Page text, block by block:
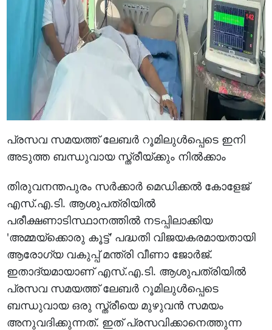
പ്രസവ സമയത്ത് ലേബര്‍ റൂമിലുള്‍പ്പെടെ ഇനി
അടുത്ത ബന്ധുവായ സ്ത്രീയ്ക്കും നില്‍ക്കാം
തിരുവനന്തപുരം സര്‍ക്കാര്‍ മെഡിക്കല്‍ കോളേജ്
എസ്.എ.ടി. ആശുപത്രിയില്‍
പരീക്ഷണാടിസ്ഥാനത്തില്‍ നടപ്പിലാക്കിയ
'അമ്മയ്‌ക്കൊരു കൂട്ട്' പദ്ധതി വിജയകരമായതായി
ആരോഗ്യ വകുപ്പ് മന്ത്രി വീണാ ജോര്‍ജ്.
ഇതാദ്യമായാണ് എസ്.എ.ടി. ആശുപത്രിയില്‍
പ്രസവ സമയത്ത് ലേബര്‍ റൂമിലുള്‍പ്പെടെ
ബന്ധുവായ ഒരു സ്ത്രീയെ മുഴുവന്‍ സമയം
അനുവദിക്കുന്നത്. ഇത് പ്രസവിക്കാനെത്തുന്ന